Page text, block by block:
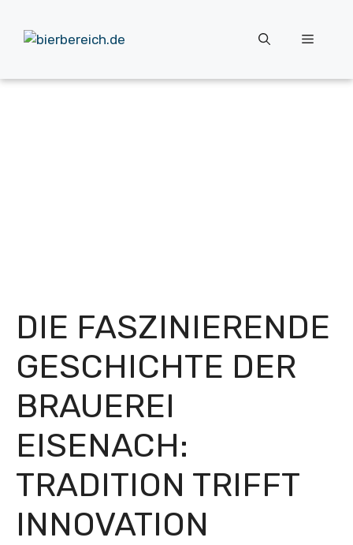
Inhalt
springen
Menü
DIE FASZINIERENDE
GESCHICHTE DER
BRAUEREI
EISENACH:
TRADITION TRIFFT
INNOVATION